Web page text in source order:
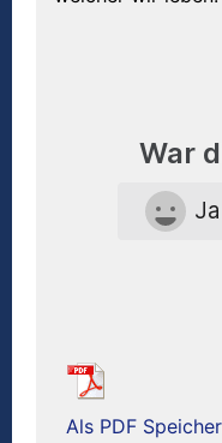
War
Als PDF